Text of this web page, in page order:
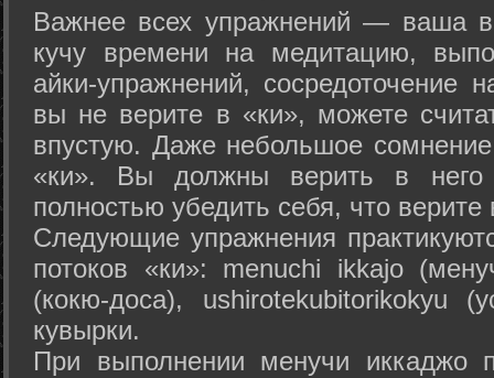
Важнее всех упражнений — ваша
кучу времени на медитацию,
айки-упражнений, сосредоточение
вы не верите в «ки», можете
впустую. Даже небольшое сомнение
«ки». Вы должны верить в
полностью убедить себя, что верите
Следующие упражнения
потоков «ки»: menuchi ikkajo
(кокю-доса), ushiro­tekubitori­kokyu
кувырки.
При выполнении менучи иккаджо